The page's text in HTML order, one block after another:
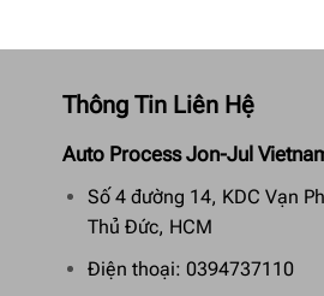
Thông Tin Liên Hệ
Auto Process Jon-Jul
Số 4 đường 14, KDC Vạn
Thủ Đức, HCM
Điện thoại: 0394737110